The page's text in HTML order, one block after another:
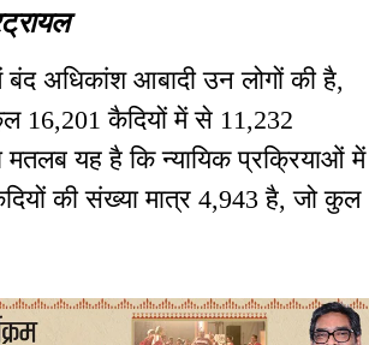
बंद अधिकांश आबादी उन लोगों की है,
16,201 कैदियों में से 11,232
मतलब यह है कि न्यायिक प्रक्रियाओं में
की संख्या मात्र 4,943 है, जो कुल